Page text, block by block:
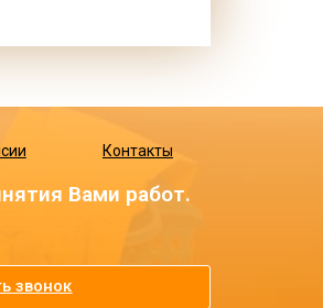
Контакты
Вами работ.
звонок